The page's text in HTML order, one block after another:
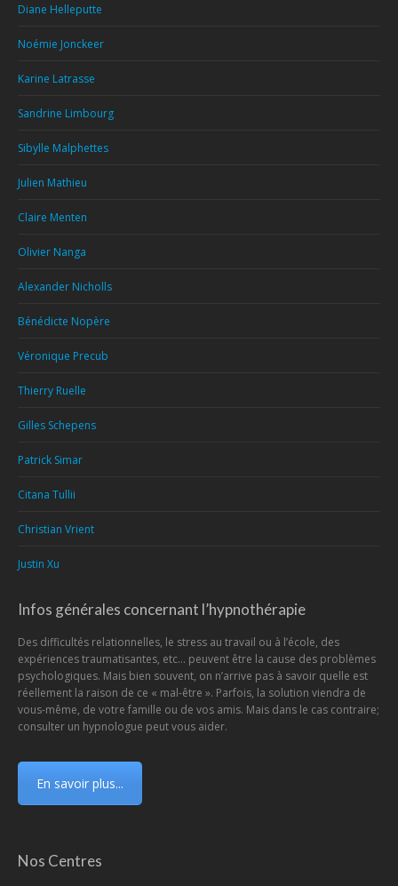
Diane Helleputte
Noémie Jonckeer
Karine Latrasse
Sandrine Limbourg
Sibylle Malphettes
Julien Mathieu
Claire Menten
Olivier Nanga
Alexander Nicholls
Bénédicte Nopère
Véronique Precub
Thierry Ruelle
Gilles Schepens
Patrick Simar
Citana Tullii
Christian Vrient
Justin Xu
Infos générales concernant l’hypnothérapie
Des difficultés relationnelles, le stress au travail ou à l’école, des
expériences traumatisantes, etc… peuvent être la cause des problèmes
psychologiques. Mais bien souvent, on n’arrive pas à savoir quelle est
réellement la raison de ce « mal-être ». Parfois, la solution viendra de
vous-même, de votre famille ou de vos amis. Mais dans le cas contraire;
consulter un hypnologue peut vous aider.
En savoir plus...
Nos Centres